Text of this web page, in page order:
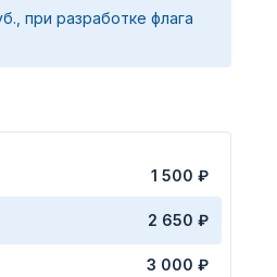
при разработке флага
1 500 ₽
2 650 ₽
3 000 ₽